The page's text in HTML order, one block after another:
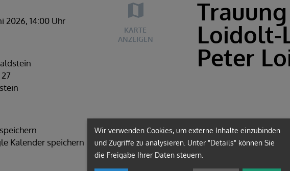
2026, 14:00 Uhr
Kalender speichern
KARTE
ANZEIGEN
Loidolt-
Peter
Wir verwenden Cookies, um externe Inhalte einzubinden
und Zugriffe zu analysieren. Unter "Details" können Sie
die Freigabe Ihrer Daten steuern.